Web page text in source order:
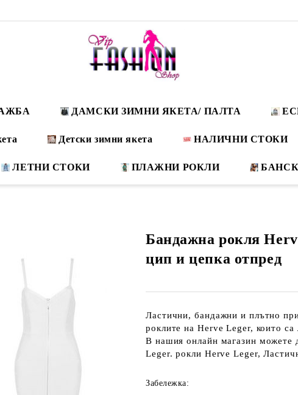
ДАМСКИ ЗИМНИ ЯКЕТА/ ПАЛТА
Детски зимни якета НАЛИЧНИ СТОКИ
ЛЕТНИ СТОКИ ПЛАЖНИ РОКЛИ
Бандажна рокля
цип и цепка отпред
Ластични, бандажни и плътно
роклите на Herve Leger, които
В нашия онлайн магазин можете
Leger. рокли Herve Leger,
Забележка: